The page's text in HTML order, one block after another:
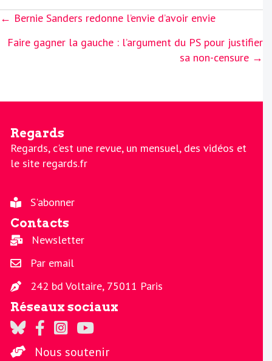
Posts
← Bernie Sanders redonne l’envie d’avoir envie
Faire gagner la gauche : l’argument du PS pour justifier
sa non-censure →
Regards
Regards, c'est une revue, un mensuel, des vidéos et
le site regards.fr
S'abonner
Contacts
Newsletter
Par email
242 bd Voltaire, 75011 Paris
Réseaux sociaux
Regards sur Twitter
Regards sur Facebook
Regards sur Instagram
La chaine Regards sur Youtube
Nous soutenir